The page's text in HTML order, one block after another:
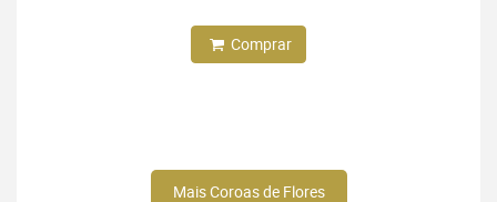
Comprar
Mais Coroas de Flores